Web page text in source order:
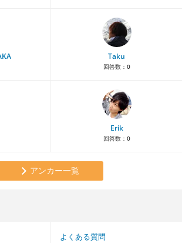
Taku
回答数： 0
Erik
回答数： 0
アンカー一覧
よくある質問